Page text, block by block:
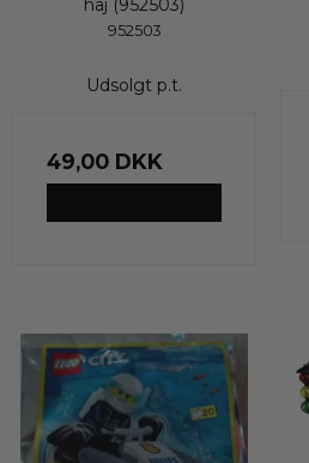
haj (952503)
952503
Udsolgt p.t.
49,00 DKK